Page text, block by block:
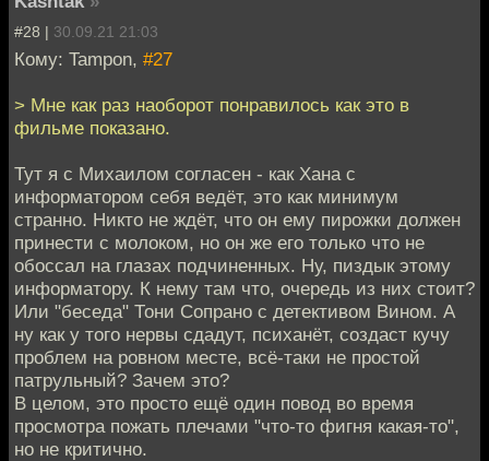
#28 | 30.09.21 21:03
Кому: Tampon, #27
> Мне как раз наоборот понравилось как это в
фильме показано.
Тут я с Михаилом согласен - как Хана с
информатором себя ведёт, это как минимум
странно. Никто не ждёт, что он ему пирожки должен
принести с молоком, но он же его только что не
обоссал на глазах подчиненных. Ну, пиздык этому
информатору. К нему там что, очередь из них стоит?
Или "беседа" Тони Сопрано с детективом Вином. А
ну как у того нервы сдадут, психанёт, создаст кучу
проблем на ровном месте, всё-таки не простой
патрульный? Зачем это?
В целом, это просто ещё один повод во время
просмотра пожать плечами "что-то фигня какая-то",
но не критично.